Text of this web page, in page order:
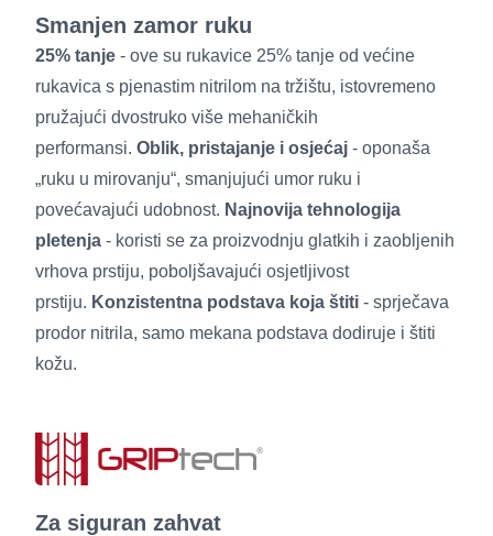
Smanjen zamor ruku
25% tanje - ove su rukavice 25% tanje od većine
rukavica s pjenastim nitrilom na tržištu, istovremeno
pružajući dvostruko više mehaničkih
performansi. Oblik, pristajanje i osjećaj - oponaša
„ruku u mirovanju“, smanjujući umor ruku i
povećavajući udobnost. Najnovija tehnologija
pletenja - koristi se za proizvodnju glatkih i zaobljenih
vrhova prstiju, poboljšavajući osjetljivost
prstiju. Konzistentna podstava koja štiti - sprječava
prodor nitrila, samo mekana podstava dodiruje i štiti
kožu.
Za siguran zahvat